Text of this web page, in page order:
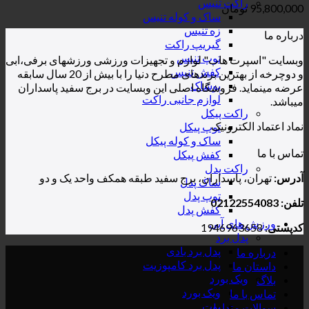
ساک و کوله تنیس
زه تنیس
گیریپ راکت
توپ تنیس
کفش تنیس
پوشاک
لوازم جانبی راکت
راکت پیکل
توپ پیکل
ساک و کوله پیکل
کفش پیکل
راکت پدل
ساک پدل
توپ پدل
کفش پدل
ورزش های آبی
پدل برد
پدل برد بادی
پدل برد کامپوزیت
ویک بورد
ویک بورد
بوت
95,800,000 تومان
درباره ما
وبسایت "اسپرت هاب" لوازم و تجهیزات ورزشی ورزشهای برفی،ابی
و دوچرخه از بهترین برندهای مطرح دنیا را با بیش از 20 سال سابقه
عرضه مینماید. فروشگاه اصلی این وبسایت در برج سفید پاسداران
میباشد.
نماد اعتماد الکترونیک
تماس با ما
آدرس: تهران، پاسداران، برج سفید طبقه همکف واحد یک و دو
تلفن: 02122554083
کدپستی:1946963658
درباره ما
داستان ما
بلاگ
تماس با ما